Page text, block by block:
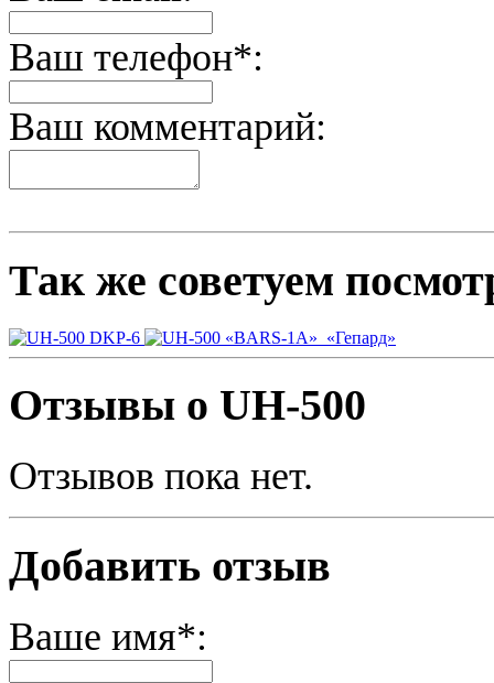
Ваш телефон*:
Ваш комментарий:
Так же советуем
DKP-6 «BARS-1А» «Гепард»
Отзывы о UH-500
Отзывов пока нет.
Добавить отзыв
Ваше имя*: